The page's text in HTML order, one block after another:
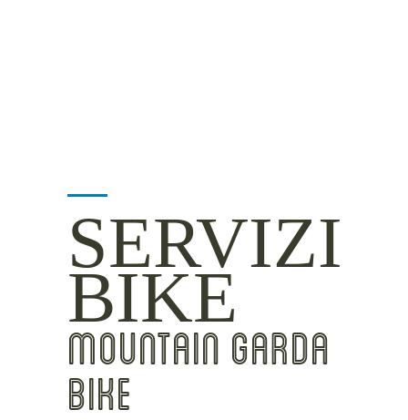
SERVIZI
BIKE
MOUNTAIN GARDA
BIKE